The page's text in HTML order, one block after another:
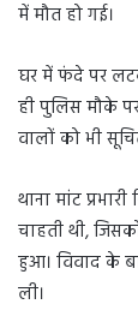
में मौत हो गई।
घर में फंदे पर
ही पुलिस मौके
वालों को भी
थाना मांट
चाहती थी,
हुआ। विवाद के
ली।